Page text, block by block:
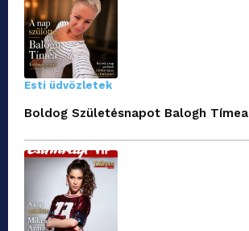
Esti üdvözletek
Boldog Születésnapot Balogh Tímea